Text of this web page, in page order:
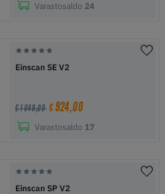
Varastosaldo 24
Einscan SE V2
€ 1 049,00 €924,00
Varastosaldo 17
Einscan SP V2